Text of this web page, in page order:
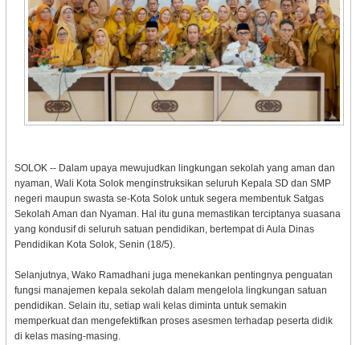
SOLOK -- Dalam upaya mewujudkan lingkungan sekolah yang aman dan
nyaman, Wali Kota Solok menginstruksikan seluruh Kepala SD dan SMP
negeri maupun swasta se-Kota Solok untuk segera membentuk Satgas
Sekolah Aman dan Nyaman. Hal itu guna memastikan terciptanya suasana
yang kondusif di seluruh satuan pendidikan, bertempat di Aula Dinas
Pendidikan Kota Solok, Senin (18/5).
Selanjutnya, Wako Ramadhani juga menekankan pentingnya penguatan
fungsi manajemen kepala sekolah dalam mengelola lingkungan satuan
pendidikan. Selain itu, setiap wali kelas diminta untuk semakin
memperkuat dan mengefektifkan proses asesmen terhadap peserta didik
di kelas masing-masing.